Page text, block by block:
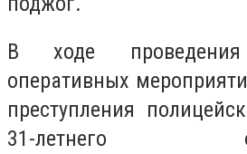
В ходе проведения
оперативных
преступления
31-летнего